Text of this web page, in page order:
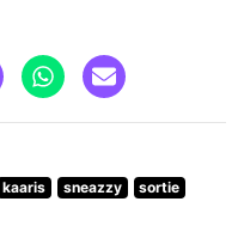
kaaris sneazzy
sortie